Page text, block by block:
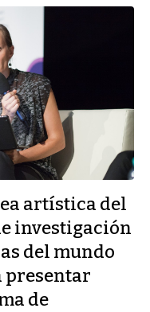
artística del
investigación
del mundo
presentar
de